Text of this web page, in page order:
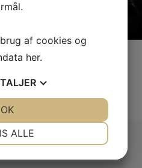
af cookies og
her.
ALLE
OK